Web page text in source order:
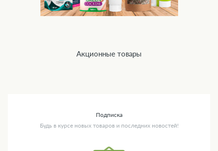
Акционные товары
Подписка
Будь в курсе новых товаров и последних новостей!